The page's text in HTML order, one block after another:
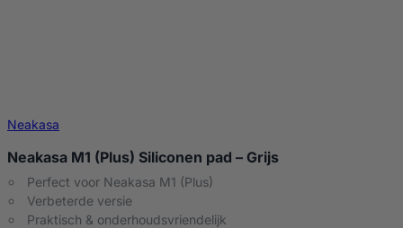
Neakasa
Neakasa M1 (Plus) Siliconen pad – Grijs
Perfect voor Neakasa M1 (Plus)
Verbeterde versie
Praktisch & onderhoudsvriendelijk